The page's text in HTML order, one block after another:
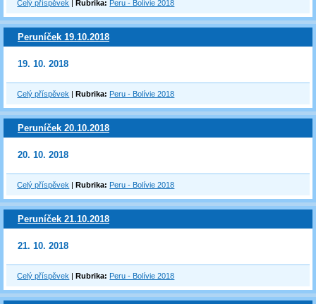
Celý příspěvek |Rubrika: Peru - Bolívie 2018
Peruníček 19.10.2018
19. 10. 2018
Celý příspěvek |Rubrika: Peru - Bolívie 2018
Peruníček 20.10.2018
20. 10. 2018
Celý příspěvek |Rubrika: Peru - Bolívie 2018
Peruníček 21.10.2018
21. 10. 2018
Celý příspěvek |Rubrika: Peru - Bolívie 2018